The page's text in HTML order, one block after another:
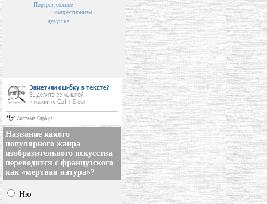
солнце
импрессионизм
Портрет
девушка
Название какого
популярного жанра
изобразительного искусства
переводится с французского
как «мертвая натура»?
Ню